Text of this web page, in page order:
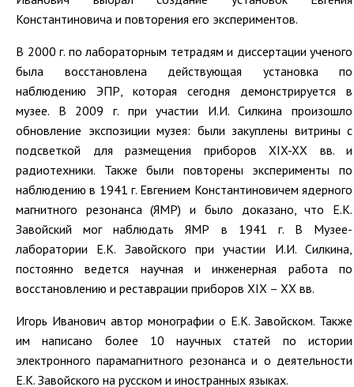
Константиновича и повторения его экспериментов.
В 2000 г. по лабораторным тетрадям и диссертации ученого
была восстановлена действующая установка по
наблюдению ЭПР, которая сегодня демонстрируется в
музее. В 2009 г. при участии И.И. Силкина произошло
обновление экспозиции музея: были закуплены витрины с
подсветкой для размещения приборов XIX-XX вв. и
радиотехники. Также были повторены эксперименты по
наблюдению в 1941 г. Евгением Константиновичем ядерного
магнитного резонанса (ЯМР) и было доказано, что Е.К.
Завойский мог наблюдать ЯМР в 1941 г. В Музее-
лаборатории Е.К. Завойского при участии И.И. Силкина,
постоянно ведется научная и инженерная работа по
восстановлению и реставрации приборов XIX – ХХ вв.
Игорь Иванович автор монографии о Е.К. Завойском. Также
им написано более 10 научных статей по истории
электронного парамагнитного резонанса и о деятельности
Е.К. Завойского на русском и иностранных языках.